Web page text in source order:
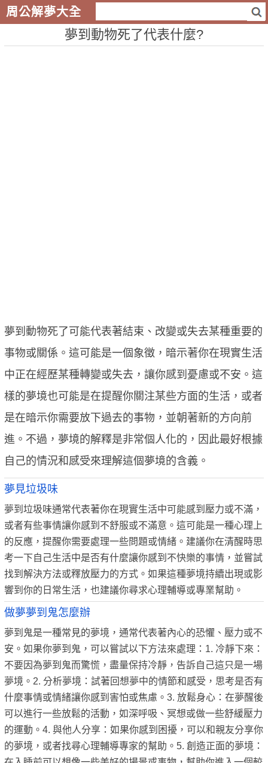
周公解夢大全
夢到動物死了代表什麼?
夢到動物死了可能代表著結束、改變或失去某種重要的
事物或關係。這可能是一個象徵，暗示著你在現實生活
中正在經歷某種轉變或失去，讓你感到憂慮或不安。這
樣的夢境也可能是在提醒你關注某些方面的生活，或者
是在暗示你需要放下過去的事物，並朝著新的方向前
進。不過，夢境的解釋是非常個人化的，因此最好根據
自己的情況和感受來理解這個夢境的含義。
夢見垃圾味
夢到垃圾味通常代表著你在現實生活中可能感到壓力或不滿，
或者有些事情讓你感到不舒服或不滿意。這可能是一種心理上
的反應，提醒你需要處理一些問題或情緒。建議你在清醒時思
考一下自己生活中是否有什麼讓你感到不快樂的事情，並嘗試
找到解決方法或釋放壓力的方式。如果這種夢境持續出現或影
響到你的日常生活，也建議你尋求心理輔導或專業幫助。
做夢夢到鬼怎麼辦
夢到鬼是一種常見的夢境，通常代表著內心的恐懼、壓力或不
安。如果你夢到鬼，可以嘗試以下方法來處理：1. 冷靜下來：
不要因為夢到鬼而驚慌，盡量保持冷靜，告訴自己這只是一場
夢境。2. 分析夢境：試著回想夢中的情節和感受，思考是否有
什麼事情或情緒讓你感到害怕或焦慮。3. 放鬆身心：在夢醒後
可以進行一些放鬆的活動，如深呼吸、冥想或做一些舒緩壓力
的運動。4. 與他人分享：如果你感到困擾，可以和親友分享你
的夢境，或者找尋心理輔導專家的幫助。5. 創造正面的夢境：